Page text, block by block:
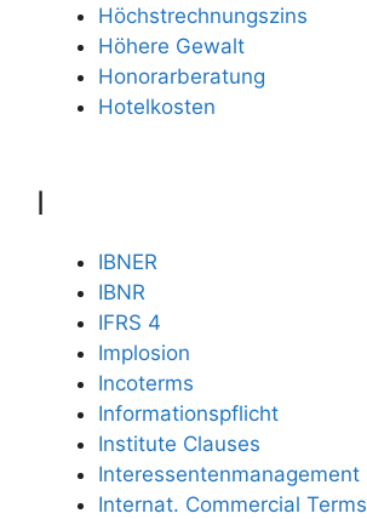
Höchstrechnungszins
Höhere Gewalt
Honorarberatung
Hotelkosten
I
IBNER
IBNR
IFRS 4
Implosion
Incoterms
Informationspflicht
Institute Clauses
Interessentenmanagement
Internat. Commercial Terms